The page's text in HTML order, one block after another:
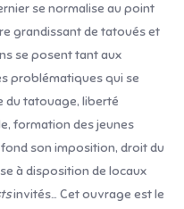
se normalise au point
grandissant de tatoués et
se posent tant aux
problématiques qui se
du tatouage, liberté
formation des jeunes
son imposition, droit du
à disposition de locaux
invités… Cet ouvrage est le